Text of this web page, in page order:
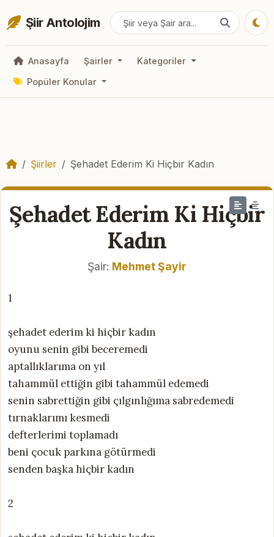
Şiir Antolojim
Anasayfa Şairler
Kategoriler
Popüler Konular
Şiirler Şehadet Ederim Ki Hiçbir Kadın
Şehadet Ederim Ki Hiçbir
Kadın
Şair: Mehmet Şayir
1
şehadet ederim ki hiçbir kadın
oyunu senin gibi beceremedi
aptallıklarıma on yıl
tahammül ettiğin gibi tahammül edemedi
senin sabrettiğin gibi çılgınlığıma sabredemedi
tırnaklarımı kesmedi
defterlerimi toplamadı
beni çocuk parkına götürmedi
senden başka hiçbir kadın
2